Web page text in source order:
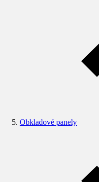
Obkladové panely